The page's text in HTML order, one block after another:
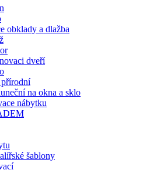
obklady a dlažba
dveří
na okna a sklo
nábytku
šablony